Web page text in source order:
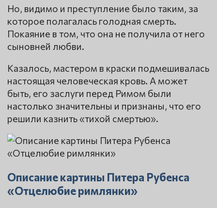
Но, видимо и преступление было таким, за
которое полагалась голодная смерть.
Покаяние в том, что она не получила от него
сыновней любви.
Казалось, мастером в краски подмешивалась
настоящая человеческая кровь. А может
быть, его заслуги перед Римом были
настолько значительны и признаны, что его
решили казнить «тихой смертью».
Описание картины Питера Рубенса
«Отцелюбие римлянки»